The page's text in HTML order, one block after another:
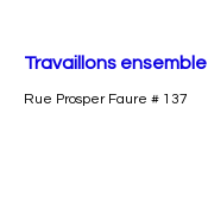
Travaillons ensemble
Rue Prosper Faure # 137